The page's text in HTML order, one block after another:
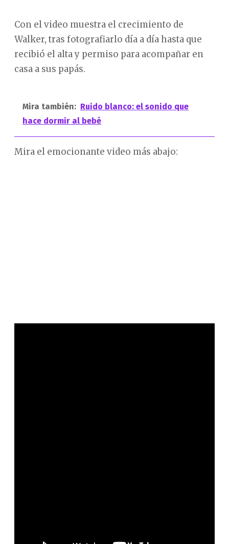
Con el video muestra el crecimiento de
Walker, tras fotografiarlo día a día hasta que
recibió el alta y permiso para acompañar en
casa a sus papás.
Mira también: Ruido blanco: el sonido que
hace dormir al bebé
Mira el emocionante video más abajo: